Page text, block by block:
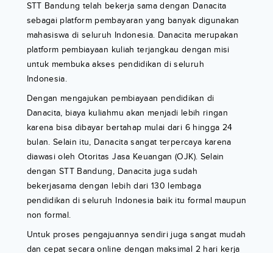
STT Bandung telah bekerja sama dengan Danacita
sebagai platform pembayaran yang banyak digunakan
mahasiswa di seluruh Indonesia. Danacita merupakan
platform pembiayaan kuliah terjangkau dengan misi
untuk membuka akses pendidikan di seluruh
Indonesia.
Dengan mengajukan pembiayaan pendidikan di
Danacita, biaya kuliahmu akan menjadi lebih ringan
karena bisa dibayar bertahap mulai dari 6 hingga 24
bulan. Selain itu, Danacita sangat terpercaya karena
diawasi oleh Otoritas Jasa Keuangan (OJK). Selain
dengan STT Bandung, Danacita juga sudah
bekerjasama dengan lebih dari 130 lembaga
pendidikan di seluruh Indonesia baik itu formal maupun
non formal.
Untuk proses pengajuannya sendiri juga sangat mudah
dan cepat secara online dengan maksimal 2 hari kerja